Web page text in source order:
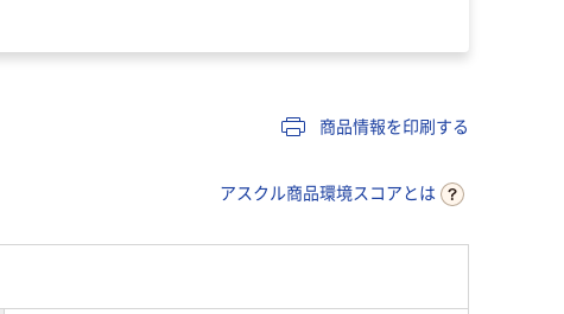
商品情報を印刷する
アスクル商品環境スコアとは